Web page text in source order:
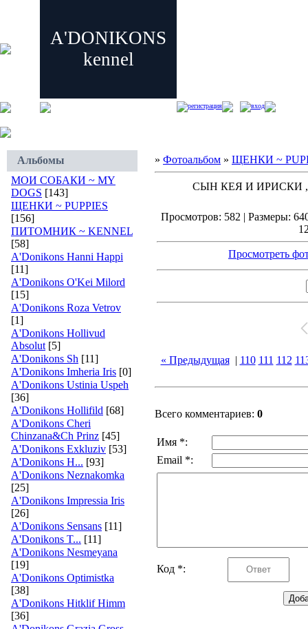
A'DONIKONS
kennel
регистрация вход
Альбомы
МОИ СОБАКИ ~ MY
DOGS [143]
ЩЕНКИ ~ PUPPIES
[156]
ПИТОМНИК ~ KENNEL
[58]
A'Donikons Hanni Happi
[11]
A'Donikons O'Kei Milord
[15]
A'Donikons Roza Vetrov
[1]
A'Donikons Hollivud
Absolut [5]
A'Donikons Sh [11]
A'Donikons Imheria Iris [0]
A'Donikons Ustinia Uspeh
[36]
A'Donikons Hollifild [68]
A'Donikons Cheri
Chinzana&Ch Prinz [45]
A'Donikons Exkluziv [53]
A'Donikons H... [93]
A'Donikons Neznakomka
[25]
A'Donikons Impressia Iris
[26]
A'Donikons Sensans [11]
A'Donikons T... [11]
A'Donikons Nesmeyana
[19]
A'Donikons Optimistka
[38]
A'Donikons Hitklif Himm
[36]
» Фотоальбом » ЩЕНКИ ~
СЫН КЕЯ И ИРИСКИ
Просмотров: 582 | Размеры:
Просмотреть
« Предыдущая| 110 111 112
Всего комментариев: 0
Имя *:
Email *:
Код *: